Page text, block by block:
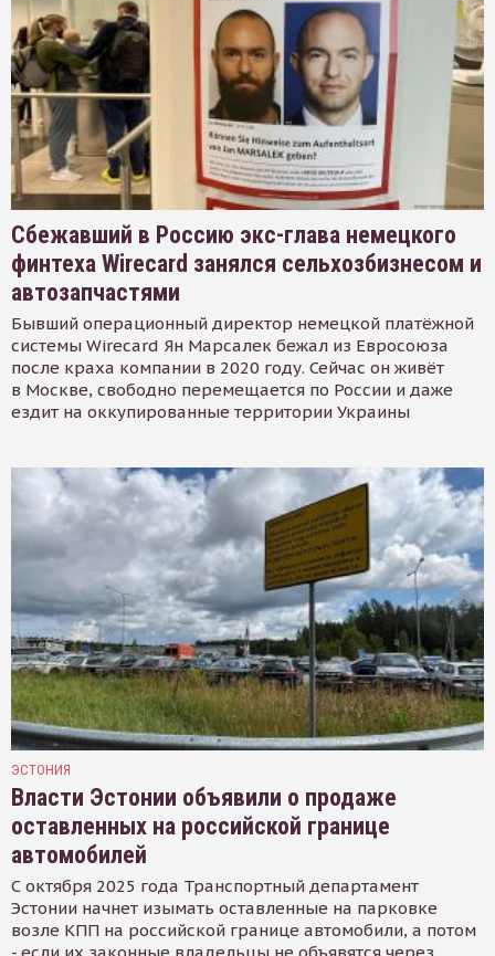
Сбежавший в Россию экс-глава немецкого
финтеха Wirecard занялся сельхозбизнесом и
автозапчастями
Бывший операционный директор немецкой платёжной
системы Wirecard Ян Марсалек бежал из Евросоюза
после краха компании в 2020 году. Сейчас он живёт
в Москве, свободно перемещается по России и даже
ездит на оккупированные территории Украины
ЭСТОНИЯ
Власти Эстонии объявили о продаже
оставленных на российской границе
автомобилей
С октября 2025 года Транспортный департамент
Эстонии начнет изымать оставленные на парковке
возле КПП на российской границе автомобили, а потом